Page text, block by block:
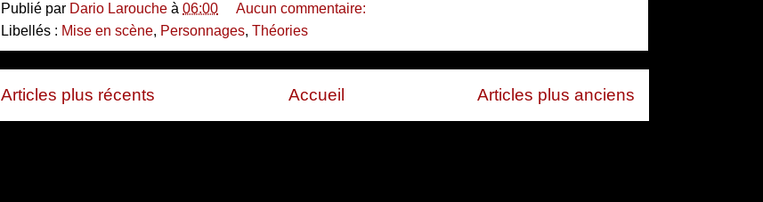
Publié par Dario Larouche à 06:00
Aucun commentaire:
Libellés : Mise en scène, Personnages, Théories
Articles plus récents Articles plus anciens
Accueil